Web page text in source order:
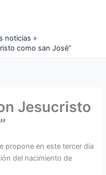
noticias
como san José”
Jesucristo
propone en este tercer día
del nacimiento de